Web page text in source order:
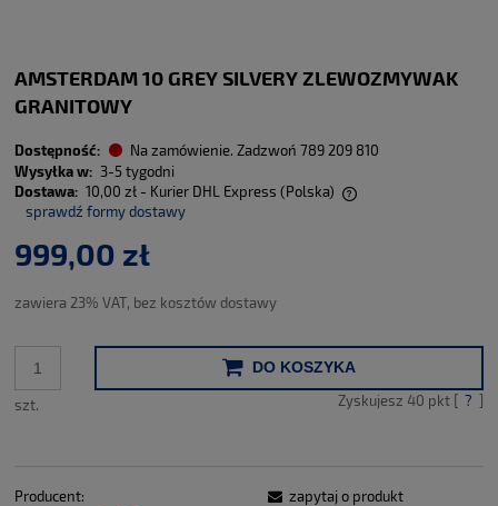
AMSTERDAM 10 GREY SILVERY ZLEWOZMYWAK
GRANITOWY
Dostępność: Na zamówienie. Zadzwoń 789 209 810
Wysyłka w: 3-5 tygodni
Dostawa: 10,00 zł - Kurier DHL Express (Polska)
Cena nie zawiera ewentualnych kosztów płatności
sprawdź formy dostawy
999,00 zł
zawiera 23% VAT, bez kosztów dostawy
szt.
DO KOSZYKA
Zyskujesz 40 pkt [ ? ]
Producent:
zapytaj o produkt